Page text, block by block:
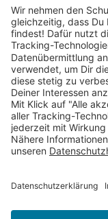
Folge uns auf
*
Deutschlands
** Lieferzeit 1-3
Thienemann-Esslinger